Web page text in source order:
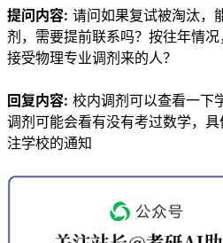
提问内容: 请问如果复试被淘汰，
剂，需要提前联系吗？按往年情
接受物理专业调剂来的人？
回复内容: 校内调剂可以查看一下
调剂可能会看有没有考过数学，
注学校的通知